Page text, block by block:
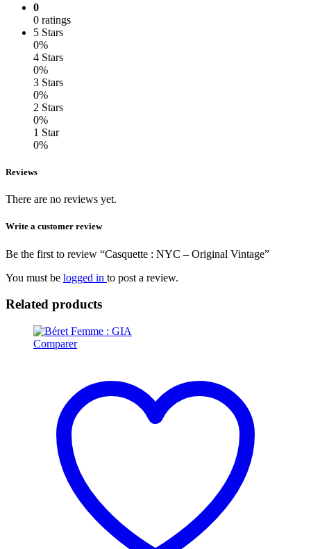
0
0 ratings
5 Stars
0%
4 Stars
0%
3 Stars
0%
2 Stars
0%
1 Star
0%
Reviews
There are no reviews yet.
Write a customer review
Be the first to review “Casquette : NYC – Original Vintage”
You must be logged in to post a review.
Related products
Comparer